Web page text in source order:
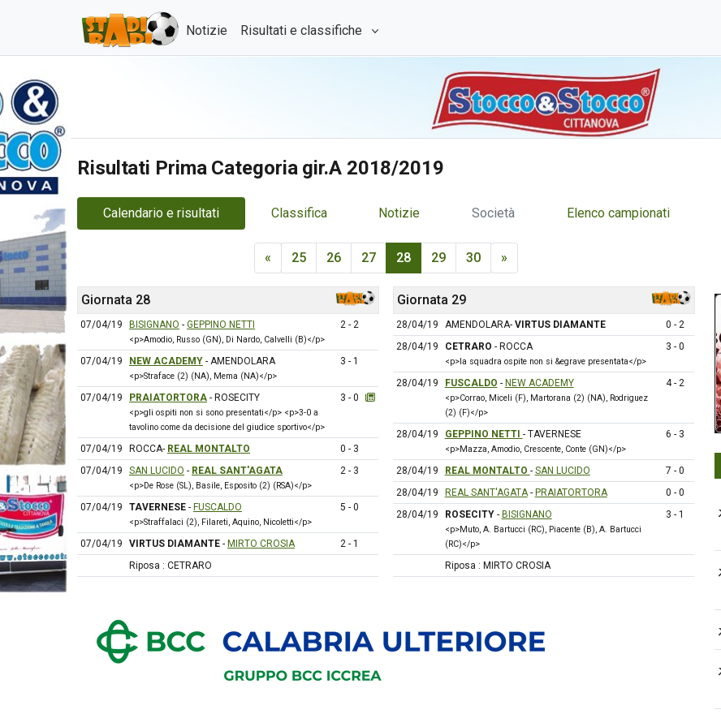
Notizie Risultati e classifiche
Risultati Prima Categoria gir.A 2018/2019
Calendario e risultati Classifica Notizie Società Elenco campionati
« 25 26 27 28 29 30 »
Giornata 28
07/04/19 BISIGNANO - GEPPINO NETTI
<p>Amodio, Russo (GN), Di Nardo, Calvelli (B)</p>
2 - 2
07/04/19 NEW ACADEMY - AMENDOLARA
<p>Straface (2) (NA), Mema (NA)</p>
3 - 1
07/04/19 PRAIATORTORA - ROSECITY
<p>gli ospiti non si sono presentati</p> <p>3-0 a
tavolino come da decisione del giudice sportivo</p>
3 - 0
07/04/19 ROCCA- REAL MONTALTO
0 - 3
07/04/19
SAN LUCIDO - REAL SANT'AGATA
<p>De Rose (SL), Basile, Esposito (2) (RSA)</p>
2 - 3
07/04/19 TAVERNESE - FUSCALDO
<p>Straffalaci (2), Filareti, Aquino, Nicoletti</p>
5 - 0
07/04/19 VIRTUS DIAMANTE - MIRTO CROSIA
2 - 1
Riposa : CETRARO
Giornata 29
28/04/19 AMENDOLARA- VIRTUS DIAMANTE
0 - 2
28/04/19
CETRARO - ROCCA
<p>la squadra ospite non si &egrave presentata</p>
3 - 0
28/04/19 FUSCALDO - NEW ACADEMY
<p>Corrao, Miceli (F), Martorana (2) (NA), Rodriguez
(2) (F)</p>
4 - 2
28/04/19 GEPPINO NETTI - TAVERNESE
<p>Mazza, Amodio, Crescente, Conte (GN)</p>
6 - 3
28/04/19 REAL MONTALTO - SAN LUCIDO
7 - 0
28/04/19
REAL SANT'AGATA- PRAIATORTORA
0 - 0
28/04/19
ROSECITY- BISIGNANO
<p>Muto, A. Bartucci (RC), Piacente (B), A. Bartucci
(RC)</p>
3 - 1
Riposa : MIRTO CROSIA